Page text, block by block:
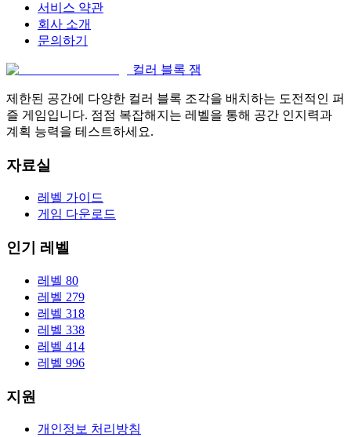
서비스 약관
회사 소개
문의하기
컬러 블록 잼
제한된 공간에 다양한 컬러 블록 조각을 배치하는 도전적인 퍼
즐 게임입니다. 점점 복잡해지는 레벨을 통해 공간 인지력과
계획 능력을 테스트하세요.
자료실
레벨 가이드
게임 다운로드
인기 레벨
레벨 80
레벨 279
레벨 318
레벨 338
레벨 414
레벨 996
지원
개인정보 처리방침